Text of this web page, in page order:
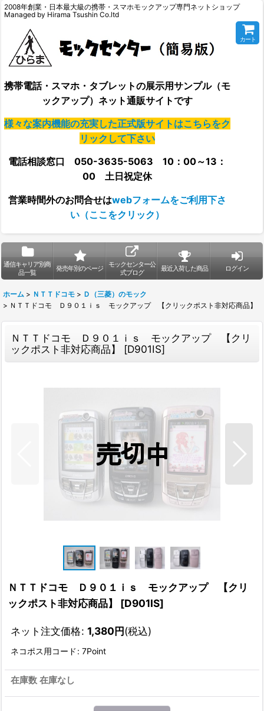
2008年創業・日本最大級の携帯・スマホモックアップ専門ネットショップ
Managed by Hirama Tsushin Co.ltd
携帯電話・スマホ・タブレットの展示用サンプル（モ
ックアップ）ネット通販サイトです
様々な案内機能の充実した正式版サイトはこちらをク
リックして下さい
電話相談窓口 050-3635-5063 10：00～13：
00 土日祝定休
営業時間外のお問合せはwebフォームをご利用下さ
い（ここをクリック）
カート
通信キャリア別商
品一覧
発売年別のページ
モックセンター公
式ブログ
最近入荷した商品 ログイン
ホーム > ＮＴＴドコモ > Ｄ（三菱）のモック
> ＮＴＴドコモ Ｄ９０１ｉｓ モックアップ 【クリックポスト非対応商品】
ＮＴＴドコモ Ｄ９０１ｉｓ モックアップ 【クリ
ックポスト非対応商品】
[D901IS]
ＮＴＴドコモ Ｄ９０１ｉｓ モックアップ 【クリ
ックポスト非対応商品】
[D901IS]
ネット注文価格: 1,380円(税込)
ネコポス用コード : 7Point
在庫数 在庫なし